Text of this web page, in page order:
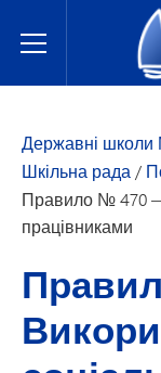
Toggle Menu
Державні школи
Шкільна рада/
Правило № 470
працівниками